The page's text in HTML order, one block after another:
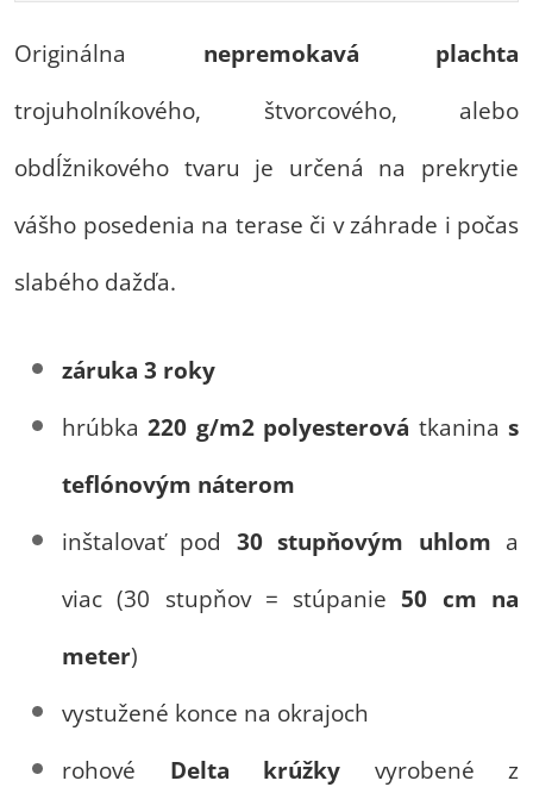
Originálna nepremokavá plachta
trojuholníkového, štvorcového, alebo
obdĺžnikového tvaru je určená na prekrytie
vášho posedenia na terase či v záhrade i počas
slabého dažďa.
záruka 3 roky
hrúbka220 g/m2 polyesterová tkaninas
teflónovým náterom
inštalovať pod 30 stupňovým uhlom a
viac (30 stupňov = stúpanie 50 cm na
meter)
vystužené konce na okrajoch
rohové Delta krúžky vyrobené z